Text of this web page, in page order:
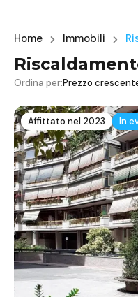
Home Immobili
Ordina per:Prezzo
Affittato nel 2023 In